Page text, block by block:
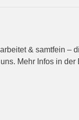
& samtfein –
Mehr Infos in der